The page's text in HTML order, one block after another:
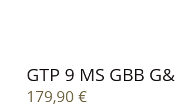
GTP 9 MS GBB
179,90 €